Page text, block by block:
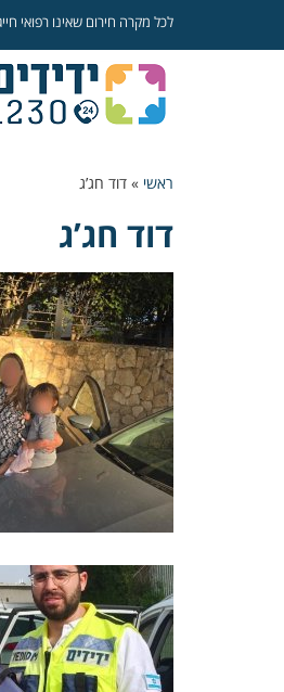
לכל מקרה חירום שאינו רפואי
ראשי » דוד חג’ג
דוד חג’ג